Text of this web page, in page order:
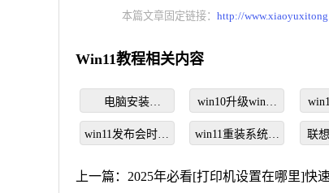
本篇文章固定链接： http://
Win11教程相关内容
电脑安装
Windows11系统
详细教程
win10升级win11
系统的方法步骤
win11发布会时间
win11重装系统步
联
上一篇： 2025年必看[打印机设置在哪里]快